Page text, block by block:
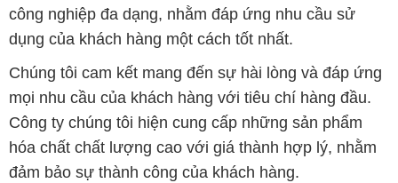
công nghiệp đa dạng, nhằm đáp ứng nhu cầu sử
dụng của khách hàng một cách tốt nhất.
Chúng tôi cam kết mang đến sự hài lòng và đáp ứng
mọi nhu cầu của khách hàng với tiêu chí hàng đầu.
Công ty chúng tôi hiện cung cấp những sản phẩm
hóa chất chất lượng cao với giá thành hợp lý, nhằm
đảm bảo sự thành công của khách hàng.